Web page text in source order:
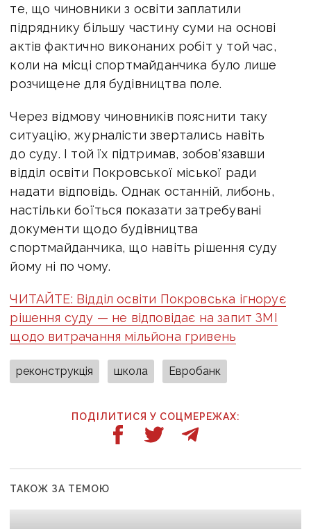
те, що чиновники з освіти заплатили
підряднику більшу частину суми на основі
актів фактично виконаних робіт у той час,
коли на місці спортмайданчика було лише
розчищене для будівництва поле.
Через відмову чиновників пояснити таку
ситуацію, журналісти звертались навіть
до суду. І той їх підтримав, зобов'язавши
відділ освіти Покровської міської ради
надати відповідь. Однак останній, либонь,
настільки боїться показати затребувані
документи щодо будівництва
спортмайданчика, що навіть рішення суду
йому ні по чому.
ЧИТАЙТЕ: Відділ освіти Покровська ігнорує
рішення суду — не відповідає на запит ЗМІ
щодо витрачання мільйона гривень
реконструкція школа Евробанк
ПОДІЛИТИСЯ У СОЦМЕРЕЖАХ:
ТАКОЖ ЗА ТЕМОЮ